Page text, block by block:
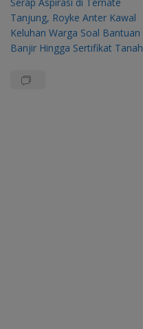
pos
Tanjung, Royke Anter Kawal
Keluhan Warga Soal Bantuan
Banjir Hingga Sertifikat Tanah